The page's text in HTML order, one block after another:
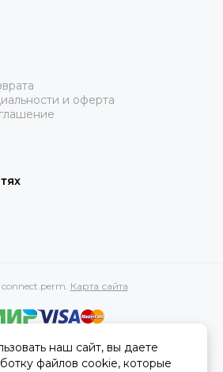
и оферта
Карта сайта
информация
наш сайт, вы даете
файлов cookie, которые